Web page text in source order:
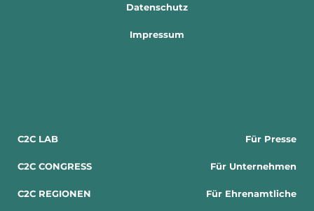
Datenschutz
Impressum
C2C LAB
C2C CONGRESS
C2C REGIONEN
Für Presse
Für Unternehmen
Für Ehrenamtliche